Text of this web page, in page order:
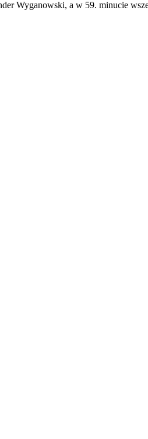
Wyganowski, a w 59. minucie